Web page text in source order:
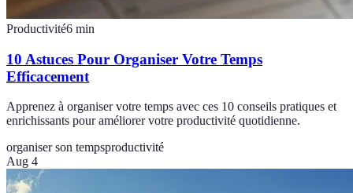
Productivité6 min
10 Astuces Pour Organiser Votre Temps
Efficacement
Apprenez à organiser votre temps avec ces 10 conseils pratiques et
enrichissants pour améliorer votre productivité quotidienne.
organiser son tempsproductivité
Aug 4